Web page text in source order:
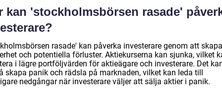
kan 'stockholmsbörsen rasade'
rasade' kan påverka investerare genom att skapa
och potentiella förluster. Aktiekurserna kan sjunka, vilket
i lägre portföljvärden för aktieägare och investerare. Det
skapa panik och rädsla på marknaden, vilket kan leda till
nedgångar när investerare väljer att sälja aktier i panik.